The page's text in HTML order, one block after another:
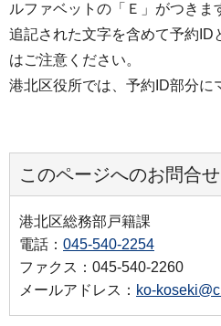
ルファベットの「Ｅ」がつきま
追記された文字を含めて予約ID
はご注意ください。
港北区役所では、予約ID部分に
このページへのお問合せ
港北区総務部戸籍課
電話： 045-540-2254
ファクス：045-540-2260
メールアドレス： ko-